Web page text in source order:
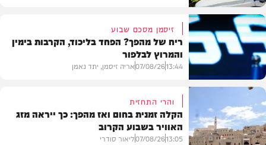
בארץ
פוליטי
זיסמן מסכם שבוע
ריח של מהפך? הפחד בליכוד, הקרבות בימין
והמרוץ לבלפור
13:44
07/08/26אריה זיסמן, יתד נאמן
והרי התחזית
הקלה זמנית בחום ואז מהפך: כך ייראה מזג
האוויר בשבוע הקרוב
13:05
07/08/26ליאור סודרי